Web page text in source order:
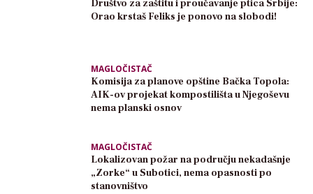
Društvo za zaštitu i proučavanje ptica Srbije:
Orao krstaš Feliks je ponovo na slobodi!
MAGLOČISTAČ
Komisija za planove opštine Bačka Topola:
AIK-ov projekat kompostilišta u Njegoševu
nema planski osnov
MAGLOČISTAČ
Lokalizovan požar na području nekadašnje
„Zorke“ u Subotici, nema opasnosti po
stanovništvo